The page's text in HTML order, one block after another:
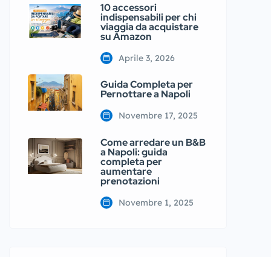
10 accessori
indispensabili per chi
viaggia da acquistare
su Amazon
Aprile 3, 2026
Guida Completa per
Pernottare a Napoli
Novembre 17, 2025
Come arredare un B&B
a Napoli: guida
completa per
aumentare
prenotazioni
Novembre 1, 2025